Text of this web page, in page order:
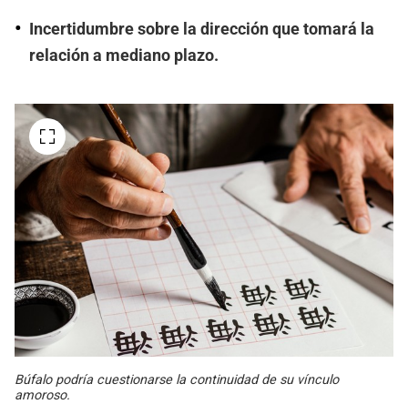
Incertidumbre sobre la dirección que tomará la
relación a mediano plazo.
Búfalo podría cuestionarse la continuidad de su vínculo
amoroso.